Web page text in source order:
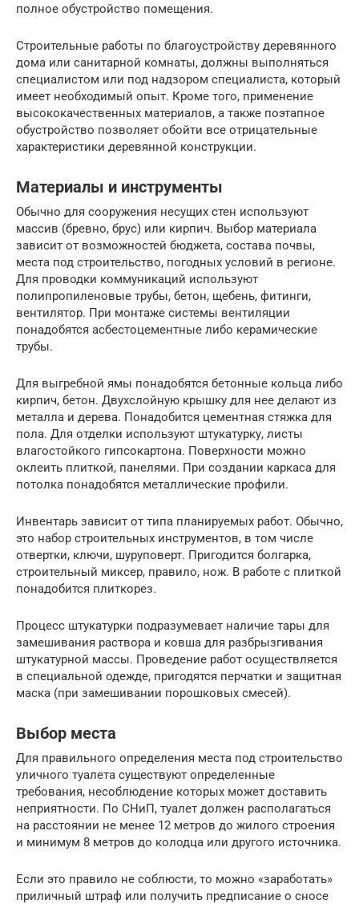
полное обустройство помещения.
Строительные работы по благоустройству деревянного
дома или санитарной комнаты, должны выполняться
специалистом или под надзором специалиста, который
имеет необходимый опыт. Кроме того, применение
высококачественных материалов, а также поэтапное
обустройство позволяет обойти все отрицательные
характеристики деревянной конструкции.
Материалы и инструменты
Обычно для сооружения несущих стен используют
массив (бревно, брус) или кирпич. Выбор материала
зависит от возможностей бюджета, состава почвы,
места под строительство, погодных условий в регионе.
Для проводки коммуникаций используют
полипропиленовые трубы, бетон, щебень, фитинги,
вентилятор. При монтаже системы вентиляции
понадобятся асбестоцементные либо керамические
трубы.
Для выгребной ямы понадобятся бетонные кольца либо
кирпич, бетон. Двухслойную крышку для нее делают из
металла и дерева. Понадобится цементная стяжка для
пола. Для отделки используют штукатурку, листы
влагостойкого гипсокартона. Поверхности можно
оклеить плиткой, панелями. При создании каркаса для
потолка понадобятся металлические профили.
Инвентарь зависит от типа планируемых работ. Обычно,
это набор строительных инструментов, в том числе
отвертки, ключи, шуруповерт. Пригодится болгарка,
строительный миксер, правило, нож. В работе с плиткой
понадобится плиткорез.
Процесс штукатурки подразумевает наличие тары для
замешивания раствора и ковша для разбрызгивания
штукатурной массы. Проведение работ осуществляется
в специальной одежде, пригодятся перчатки и защитная
маска (при замешивании порошковых смесей).
Выбор места
Для правильного определения места под строительство
уличного туалета существуют определенные
требования, несоблюдение которых может доставить
неприятности. По СНиП, туалет должен располагаться
на расстоянии не менее 12 метров до жилого строения
и минимум 8 метров до колодца или другого источника.
Если это правило не соблюсти, то можно «заработать»
приличный штраф или получить предписание о сносе